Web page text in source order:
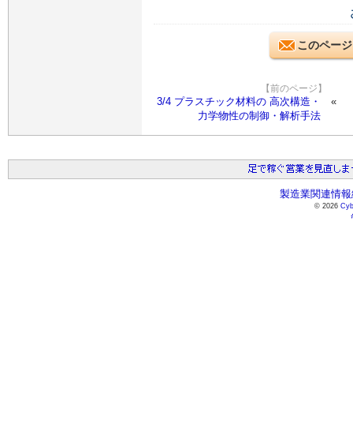
このペー
【前のページ】
3/4 プラスチック材料の 高次構造・
力学物性の制御・解析手法
製造業関連情
© 2026